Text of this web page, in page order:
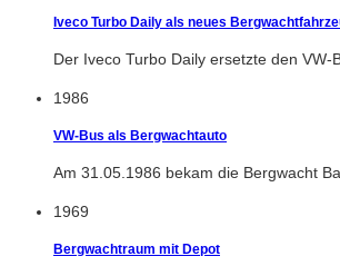
Iveco Turbo Daily als neues
Der Iveco Turbo Daily ersetzte den
1986
VW-Bus als Bergwachtauto
Am 31.05.1986 bekam die Bergwacht
1969
Bergwachtraum mit Depot